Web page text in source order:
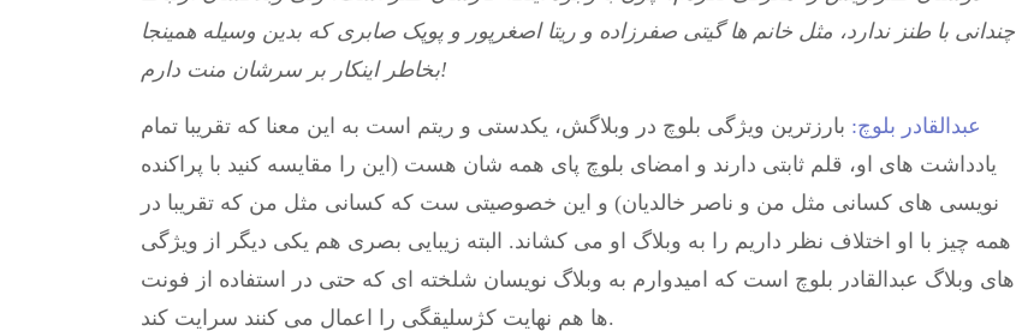
چندانی با طنز ندارد، مثل خانم ها گیتی صفرزاده و ریتا اصغرپور و پوپک صابری که بدین وسیله همینجا
بخاطر اینکار بر سرشان منت دارم!
عبدالقادر بلوچ: بارزترین ویژگی بلوچ در وبلاگش، یکدستی و ریتم است به این معنا که تقریبا تمام
یادداشت های او، قلم ثابتی دارند و امضای بلوچ پای همه شان هست (این را مقایسه کنید با پراکنده
نویسی های کسانی مثل من و ناصر خالدیان) و این خصوصیتی ست که کسانی مثل من که تقریبا در
همه چیز با او اختلاف نظر داریم را به وبلاگ او می کشاند. البته زیبایی بصری هم یکی دیگر از ویژگی
های وبلاگ عبدالقادر بلوچ است که امیدوارم به وبلاگ نویسان شلخته ای که حتی در استفاده از فونت
ها هم نهایت کژسلیقگی را اعمال می کنند سرایت کند.